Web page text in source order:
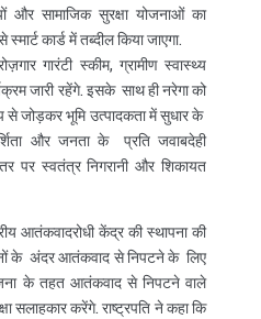
और सामाजिक सुरक्षा योजनाओं का
कार्ड में तब्दील किया जाएगा.
गारंटी स्कीम, ग्रामीण स्वास्थ्य
जारी रहेंगे. इसके साथ ही नरेगा को
जोड़कर भूमि उत्पादकता में सुधार के
और जनता के प्रति जवाबदेही
पर स्वतंत्र निगरानी और शिकायत
आतंकवादरोधी केंद्र की स्थापना की
के अंदर आतंकवाद से निपटने के लिए
के तहत आतंकवाद से निपटने वाले
सलाहकार करेंगे. राष्ट्रपति ने कहा कि